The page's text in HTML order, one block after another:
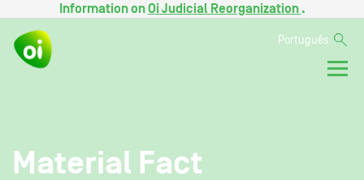
Information onOi Judicial Reorganization .
Português
Material Fact